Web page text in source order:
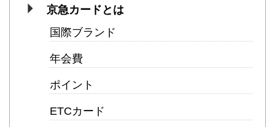
京急カードとは
国際ブランド
年会費
ポイント
ETCカード